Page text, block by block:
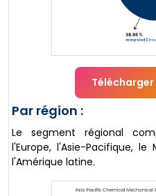
Par région :
Le segment régional
l'Europe, l'Asie-Pacifique,
l'Amérique latine.